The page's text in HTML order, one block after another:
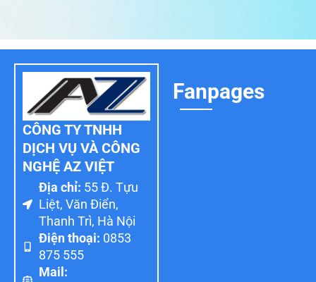
CÔNG TY TNHH
DỊCH VỤ VÀ CÔNG
NGHỆ AZ VIỆT
Địa chỉ: 55 Đ. Tựu
Liệt, Văn Điển,
Thanh Trì, Hà Nội
Điện thoại: 0853
875 555
Mail:
Fanpages